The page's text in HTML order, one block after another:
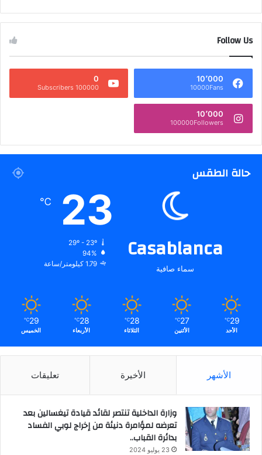
Follow Us
10٬000
10000Fans
0
100000 Subscribers
10٬000
100000Followers
حالة الطقس
Casablanca
سماء صافية
23
℃
29º - 23º
94%
1.79 كيلومتر/ساعة
29
℃
الأحد
27
℃
الأثنين
28
℃
الثلاثاء
28
℃
الأربعاء
29
℃
الخميس
الأشهر الأخيرة تعليقات
وزارة الداخلية تنتصر لقائد قيادة تيغسالين بعد
تعرضه لمؤامرة دنيئة من إخراج لوبي الفساد
بدائرة القباب..
23 يوليو 2024